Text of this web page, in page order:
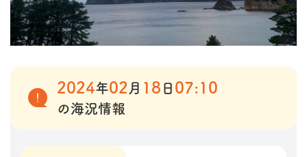
2024年02 月 18 日 07:10
の海況情報